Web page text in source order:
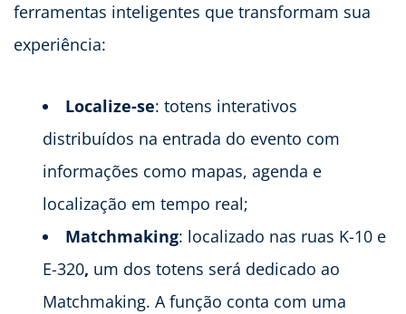
ferramentas inteligentes que transformam sua
experiência:
Localize-se: totens interativos
distribuídos na entrada do evento com
informações como mapas, agenda e
localização em tempo real;
Matchmaking: localizado nas ruas K-10 e
E-320, um dos totens será dedicado ao
Matchmaking. A função conta com uma